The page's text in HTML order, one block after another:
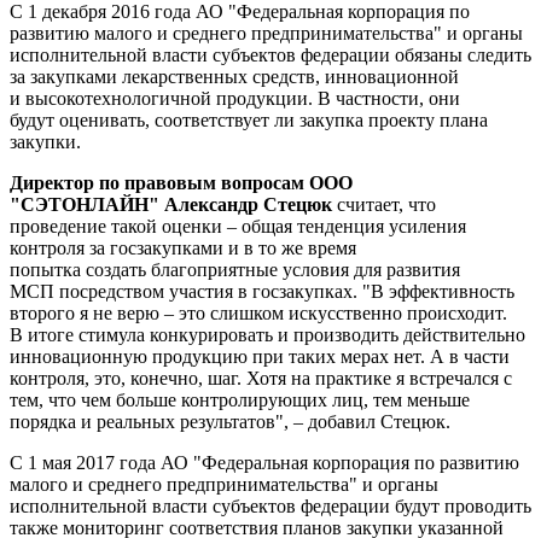
С 1 декабря 2016 года АО "Федеральная корпорация по
развитию малого и среднего предпринимательства" и органы
исполнительной власти субъектов федерации обязаны следить
за закупками лекарственных средств, инновационной
и высокотехнологичной продукции. В частности, они
будут оценивать, соответствует ли закупка проекту плана
закупки.
Директор по правовым вопросам ООО
"СЭТОНЛАЙН" Александр Стецюксчитает, что
проведение такой оценки – общая тенденция усиления
контроля за госзакупками и в то же время
попытка создать благоприятные условия для развития
МСП посредством участия в госзакупках. "В эффективность
второго я не верю – это слишком искусственно происходит.
В итоге стимула конкурировать и производить действительно
инновационную продукцию при таких мерах нет. А в части
контроля, это, конечно, шаг. Хотя на практике я встречался с
тем, что чем больше контролирующих лиц, тем меньше
порядка и реальных результатов", – добавил Стецюк.
С 1 мая 2017 года АО "Федеральная корпорация по развитию
малого и среднего предпринимательства" и органы
исполнительной власти субъектов федерации будут проводить
также мониторинг соответствия планов закупки указанной